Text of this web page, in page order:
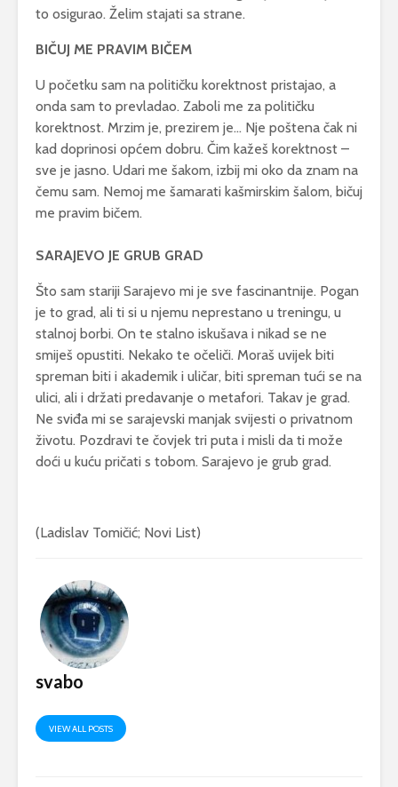
to osigurao. Želim stajati sa strane.
BIČUJ ME PRAVIM BIČEM
U početku sam na političku korektnost pristajao, a
onda sam to prevladao. Zaboli me za političku
korektnost. Mrzim je, prezirem je… Nje poštena čak ni
kad doprinosi općem dobru. Čim kažeš korektnost –
sve je jasno. Udari me šakom, izbij mi oko da znam na
čemu sam. Nemoj me šamarati kašmirskim šalom, bičuj
me pravim bičem.
SARAJEVO JE GRUB GRAD
Što sam stariji Sarajevo mi je sve fascinantnije. Pogan
je to grad, ali ti si u njemu neprestano u treningu, u
stalnoj borbi. On te stalno iskušava i nikad se ne
smiješ opustiti. Nekako te očeliči. Moraš uvijek biti
spreman biti i akademik i uličar, biti spreman tući se na
ulici, ali i držati predavanje o metafori. Takav je grad.
Ne sviđa mi se sarajevski manjak svijesti o privatnom
životu. Pozdravi te čovjek tri puta i misli da ti može
doći u kuću pričati s tobom. Sarajevo je grub grad.
(Ladislav Tomičić; Novi List)
svabo
VIEW ALL POSTS